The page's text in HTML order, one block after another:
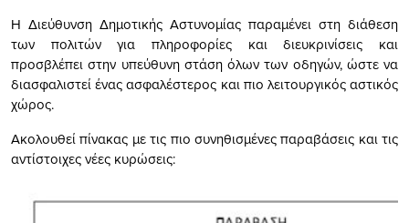
Η Διεύθυνση Δημοτικής Αστυνομίας παραμένει στη διάθεση
των πολιτών για πληροφορίες και διευκρινίσεις και
προσβλέπει στην υπεύθυνη στάση όλων των οδηγών, ώστε να
διασφαλιστεί ένας ασφαλέστερος και πιο λειτουργικός αστικός
χώρος.
Ακολουθεί πίνακας με τις πιο συνηθισμένες παραβάσεις και τις
αντίστοιχες νέες κυρώσεις: